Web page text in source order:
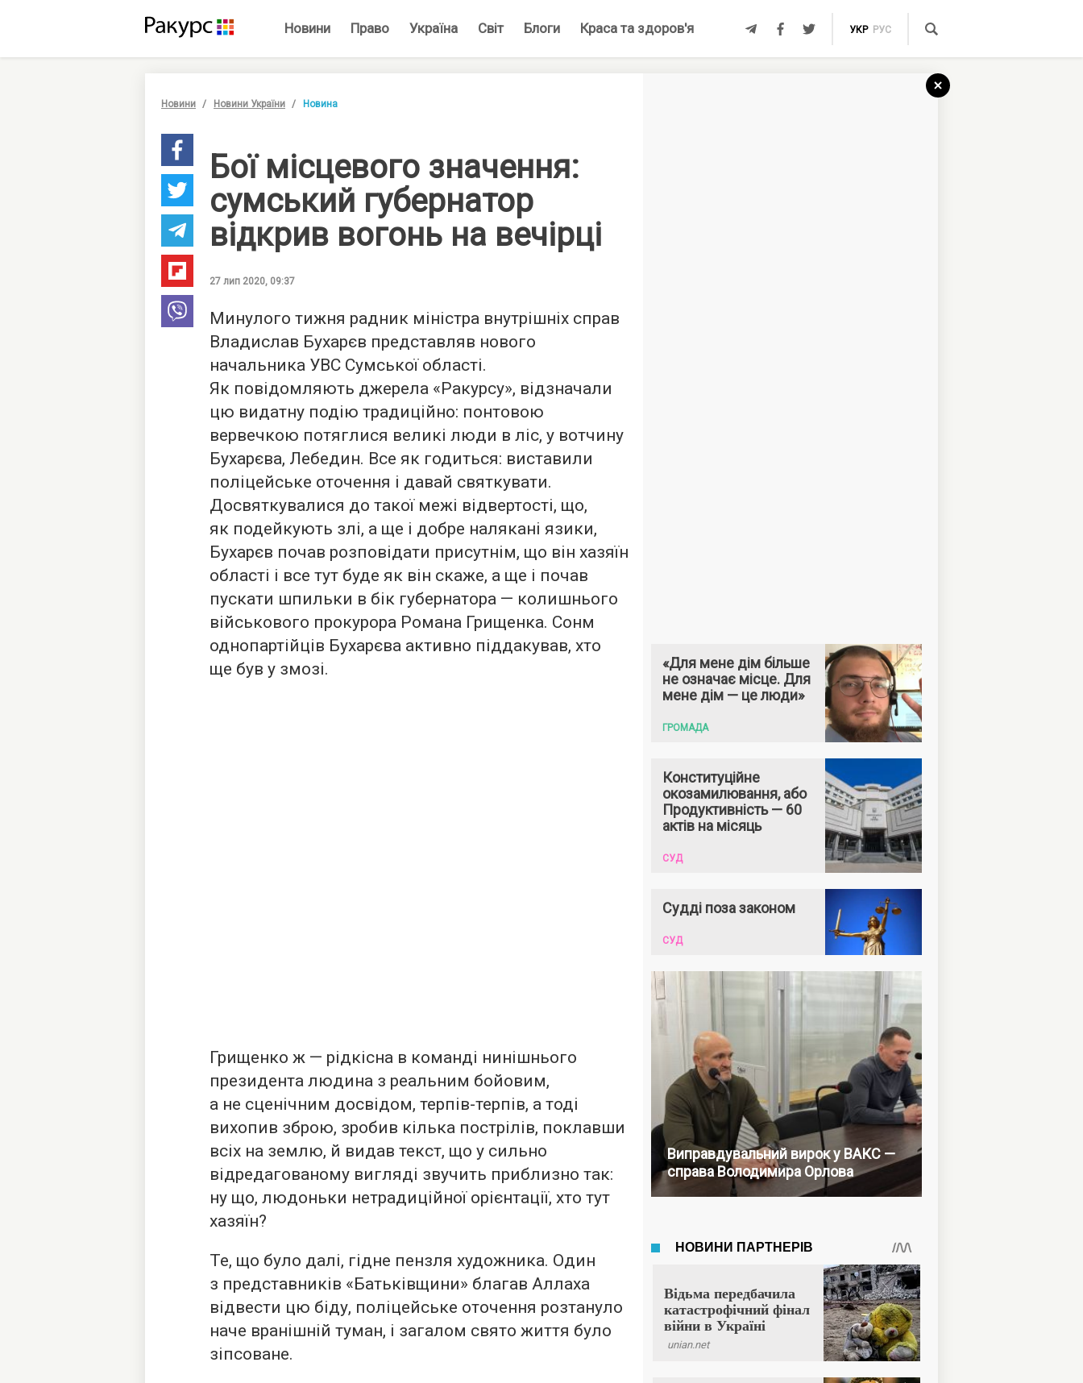
Новини Право Україна Світ Блоги Краса та здоров'я УКР РУС
Новини Новини України Новина
Бої місцевого значення:
сумський губернатор
відкрив вогонь на вечірці
27 лип 2020, 09:37
Минулого тижня радник міністра внутрішніх справ
Владислав Бухарєв представляв нового
начальника УВС Сумської області.
Як повідомляють джерела «Ракурсу», відзначали
цю видатну подію традиційно: понтовою
вервечкою потяглися великі люди в ліс, у вотчину
Бухарєва, Лебедин. Все як годиться: виставили
поліцейське оточення і давай святкувати.
Досвяткувалися до такої межі відвертості, що,
як подейкують злі, а ще і добре налякані язики,
Бухарєв почав розповідати присутнім, що він хазяїн
області і все тут буде як він скаже, а ще і почав
пускати шпильки в бік губернатора — колишнього
військового прокурора Романа Грищенка. Сонм
однопартійців Бухарєва активно піддакував, хто
ще був у змозі.
Грищенко ж — рідкісна в команді нинішнього
президента людина з реальним бойовим,
а не сценічним досвідом, терпів-терпів, а тоді
вихопив зброю, зробив кілька пострілів, поклавши
всіх на землю, й видав текст, що у сильно
відредагованому вигляді звучить приблизно так:
ну що, людоньки нетрадиційної орієнтації, хто тут
хазяїн?
Те, що було далі, гідне пензля художника. Один
з представників «Батьківщини» благав Аллаха
відвести цю біду, поліцейське оточення розтануло
наче вранішній туман, і загалом свято життя було
зіпсоване.
«Для мене дім більше
не означає місце. Для
мене дім — це люди»
ГРОМАДА
Конституційне
окозамилювання, або
Продуктивність — 60
актів на місяць
СУД
Судді поза законом
СУД
Виправдувальний вирок у ВАКС —
справа Володимира Орлова